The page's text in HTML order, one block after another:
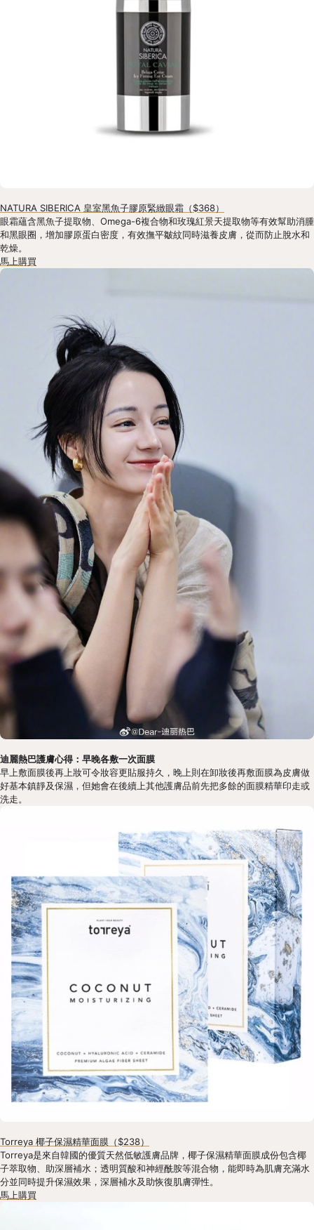
NATURA SIBERICA 皇室黑魚子膠原緊緻眼霜（$368）
眼霜蘊含黑魚子提取物、Omega-6複合物和玫瑰紅景天提取物等有效幫助消腫
和黑眼圈，增加膠原蛋白密度，有效撫平皺紋同時滋養皮膚，從而防止脫水和
乾燥。
馬上購買
迪麗熱巴護膚心得：早晚各敷一次面膜
早上敷面膜後再上妝可令妝容更貼服持久，晚上則在卸妝後再敷面膜為皮膚做
好基本鎮靜及保濕，但她會在後續上其他護膚品前先把多餘的面膜精華印走或
洗走。
Torreya 椰子保濕精華面膜（$238）
Torreya是來自韓國的優質天然低敏護膚品牌，椰子保濕精華面膜成份包含椰
子萃取物、助深層補水；透明質酸和神經酰胺等混合物，能即時為肌膚充滿水
分並同時提升保濕效果，深層補水及助恢復肌膚彈性。
馬上購買